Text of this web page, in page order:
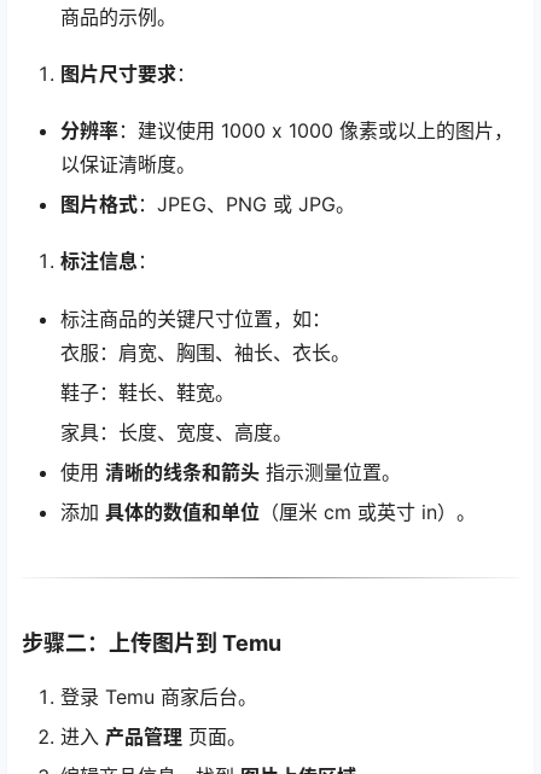
商品的示例。
图片尺寸要求：
分辨率：建议使用 1000 x 1000 像素或以上的图片，
以保证清晰度。
图片格式：JPEG、PNG 或 JPG。
标注信息：
标注商品的关键尺寸位置，如：
衣服：肩宽、胸围、袖长、衣长。
鞋子：鞋长、鞋宽。
家具：长度、宽度、高度。
使用 清晰的线条和箭头 指示测量位置。
添加 具体的数值和单位 （厘米 cm 或英寸 in）。
步骤二：上传图片到 Temu
登录 Temu 商家后台。
进入 产品管理 页面。